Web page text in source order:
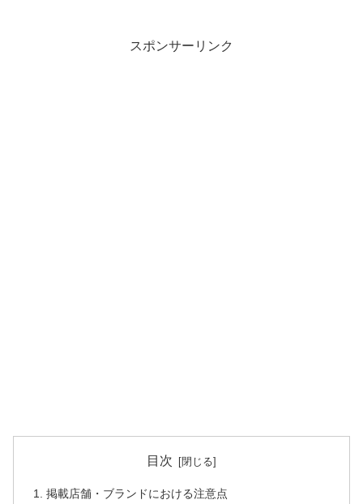
スポンサーリンク
目次
掲載店舗・ブランドにおける注意点